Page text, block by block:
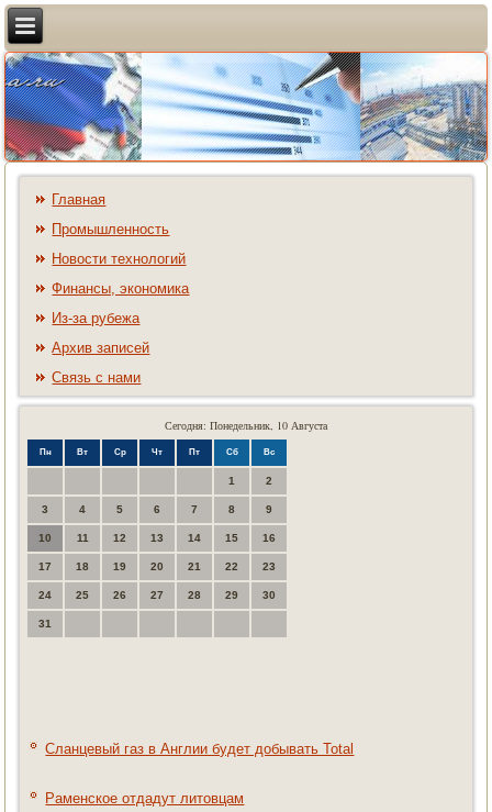
Главная
Промышленность
Новости технологий
Финансы, экономика
Из-за рубежа
Архив записей
Связь с нами
Сегодня: Понедельник, 10 Августа
Пн Вт Ср Чт Пт Сб Вс
1 2
3 4 5 6 7 8 9
10 11 12 13 14 15 16
17 18 19 20 21 22 23
24 25 26 27 28 29 30
31
Сланцевый газ в Англии будет добывать Total
Раменское отдадут литовцам